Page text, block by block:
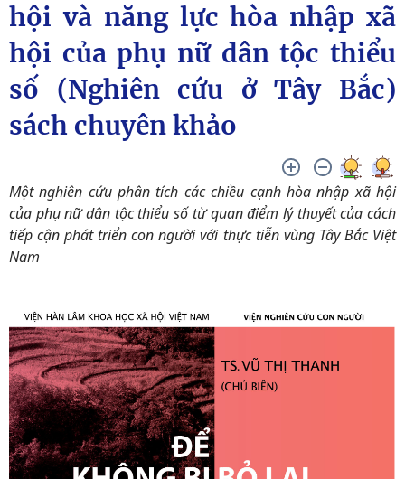
hội và năng lực hòa nhập xã
hội của phụ nữ dân tộc thiểu
số (Nghiên cứu ở Tây Bắc)
sách chuyên khảo
Một nghiên cứu phân tích các chiều cạnh hòa nhập xã hội
của phụ nữ dân tộc thiểu số từ quan điểm lý thuyết của cách
tiếp cận phát triển con người với thực tiễn vùng Tây Bắc Việt
Nam